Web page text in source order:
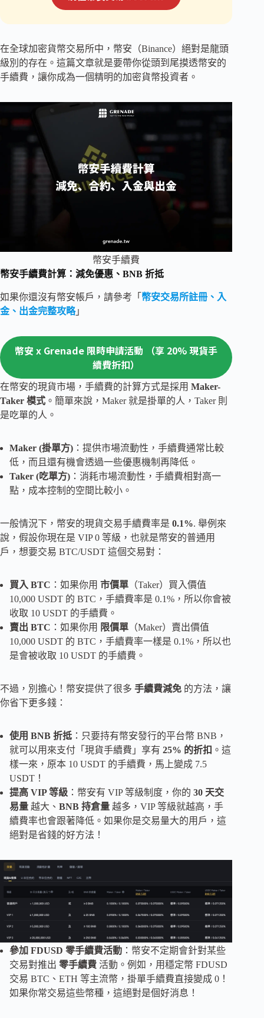
在全球加密貨幣交易所中，幣安（Binance）絕對是龍頭
級別的存在。這篇文章就是要帶你從頭到尾摸透幣安的
手續費，讓你成為一個精明的加密貨幣投資者。
幣安手續費
幣安手續費計算：減免優惠、BNB 折抵
如果你還沒有幣安帳戶，請參考「 幣安交易所註冊、入
金、出金完整攻略」
幣安 x Grenade 限時申請活動 （享 20% 現貨手
續費折扣）
在幣安的現貨市場，手續費的計算方式是採用 Maker-
Taker 模式 。簡單來說，Maker 就是掛單的人，Taker 則
是吃單的人。
Maker (掛單方) ：提供市場流動性，手續費通常比較
低，而且還有機會透過一些優惠機制再降低。
Taker (吃單方) ：消耗市場流動性，手續費相對高一
點，成本控制的空間比較小。
一般情況下，幣安的現貨交易手續費率是 0.1%. 舉例來
說，假設你現在是 VIP 0 等級，也就是幣安的普通用
戶，想要交易 BTC/USDT 這個交易對：
買入 BTC ：如果你用 市價單 （Taker）買入價值
10,000 USDT 的 BTC，手續費率是 0.1%，所以你會被
收取 10 USDT 的手續費。
賣出 BTC ：如果你用 限價單 （Maker）賣出價值
10,000 USDT 的 BTC，手續費率一樣是 0.1%，所以也
是會被收取 10 USDT 的手續費。
不過，別擔心！幣安提供了很多 手續費減免 的方法，讓
你省下更多錢：
使用 BNB 折抵 ：只要持有幣安發行的平台幣 BNB，
就可以用來支付「現貨手續費」享有 25% 的折扣 。這
樣一來，原本 10 USDT 的手續費，馬上變成 7.5
USDT！
提高 VIP 等級 ：幣安有 VIP 等級制度，你的 30 天交
易量 越大、 BNB 持倉量 越多，VIP 等級就越高，手
續費率也會跟著降低。如果你是交易量大的用戶，這
絕對是省錢的好方法！
參加 FDUSD 零手續費活動 ：幣安不定期會針對某些
交易對推出 零手續費 活動。例如，用穩定幣 FDUSD
交易 BTC、ETH 等主流幣，掛單手續費直接變成 0！
如果你常交易這些幣種，這絕對是個好消息！